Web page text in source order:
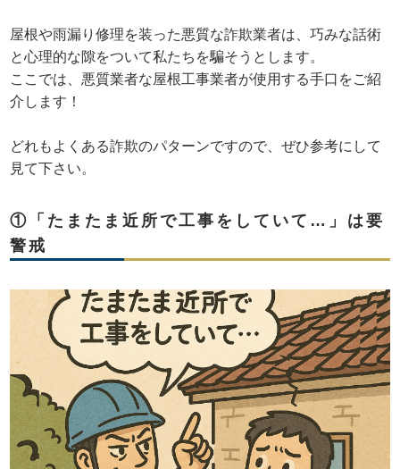
屋根や雨漏り修理を装った悪質な詐欺業者は、巧みな話術
と心理的な隙をついて私たちを騙そうとします。
ここでは、悪質業者な屋根工事業者が使用する手口をご紹
介します！
どれもよくある詐欺のパターンですので、ぜひ参考にして
見て下さい。
①「たまたま近所で工事をしていて…」は要
警戒